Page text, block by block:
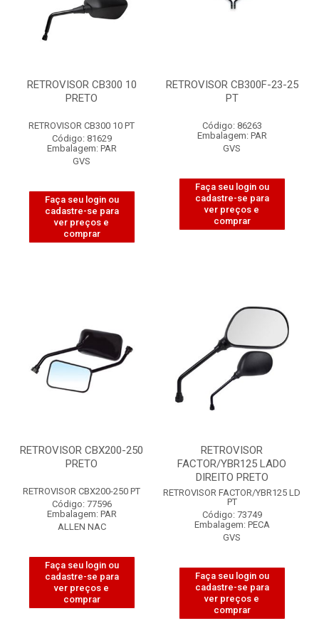
RETROVISOR CB300 10
PRETO
RETROVISOR CB300 10 PT
Código: 81629
Embalagem: PAR
GVS
Faça seu login ou
cadastre-se para
ver preços e
comprar
RETROVISOR CB300F-23-25
PT
Código: 86263
Embalagem: PAR
GVS
Faça seu login ou
cadastre-se para
ver preços e
comprar
RETROVISOR CBX200-250
PRETO
RETROVISOR CBX200-250 PT
Código: 77596
Embalagem: PAR
ALLEN NAC
Faça seu login ou
cadastre-se para
ver preços e
comprar
RETROVISOR
FACTOR/YBR125 LADO
DIREITO PRETO
RETROVISOR FACTOR/YBR125 LD
PT
Código: 73749
Embalagem: PECA
GVS
Faça seu login ou
cadastre-se para
ver preços e
comprar